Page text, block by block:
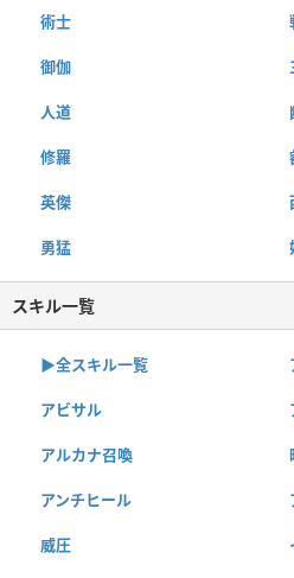
術士
御伽
人道
修羅
英傑
勇猛
スキル一覧
▶︎全スキル一覧
アビサル
アルカナ召喚
アンチヒール
威圧